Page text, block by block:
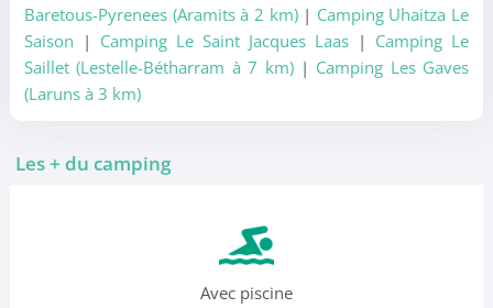
Baretous-Pyrenees (Aramits à 2 km)| Camping Uhaitza Le
Saison | Camping Le Saint Jacques Laas | Camping Le
Saillet (Lestelle-Bétharram à 7 km)| Camping Les Gaves
(Laruns à 3 km)
Les + du camping
Avec piscine